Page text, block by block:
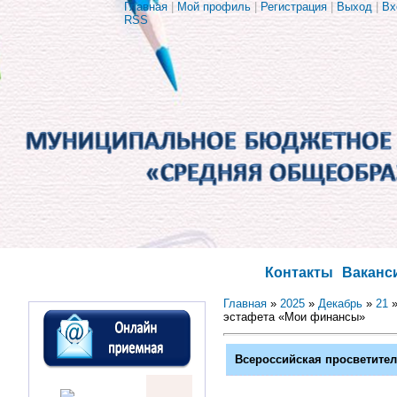
Главная Мой профиль Регистрация Выход
RSS
Контакты
Главная» 2025 » Декабрь » 21»
эстафета «Мои финансы»
Всероссийская